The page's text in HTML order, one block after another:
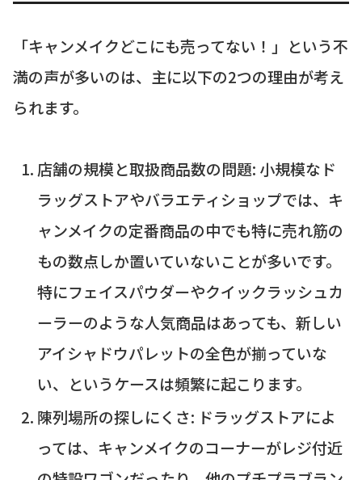
「キャンメイクどこにも売ってない！」という不
満の声が多いのは、主に以下の2つの理由が考え
られます。
店舗の規模と取扱商品数の問題: 小規模なド
ラッグストアやバラエティショップでは、キ
ャンメイクの定番商品の中でも特に売れ筋の
もの数点しか置いていないことが多いです。
特にフェイスパウダーやクイックラッシュカ
ーラーのような人気商品はあっても、新しい
アイシャドウパレットの全色が揃っていな
い、というケースは頻繁に起こります。
陳列場所の探しにくさ: ドラッグストアによ
っては、キャンメイクのコーナーがレジ付近